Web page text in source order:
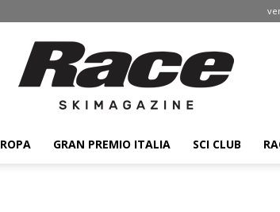
GRAN PREMIO ITALIA SCI CLUB